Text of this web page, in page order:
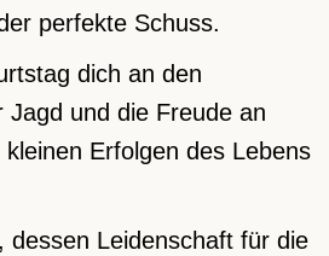
perfekte Schuss.
dich an den
Jagd und die Freude an
Erfolgen des Lebens
dessen Leidenschaft für die